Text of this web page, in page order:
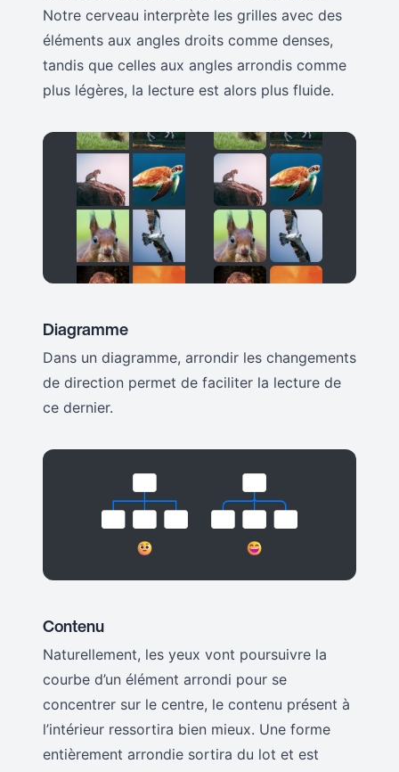
Notre cerveau interprète les grilles avec des
éléments aux angles droits comme denses,
tandis que celles aux angles arrondis comme
plus légères, la lecture est alors plus fluide.
Diagramme
Dans un diagramme, arrondir les changements
de direction permet de faciliter la lecture de
ce dernier.
Contenu
Naturellement, les yeux vont poursuivre la
courbe d’un élément arrondi pour se
concentrer sur le centre, le contenu présent à
l’intérieur ressortira bien mieux. Une forme
entièrement arrondie sortira du lot et est